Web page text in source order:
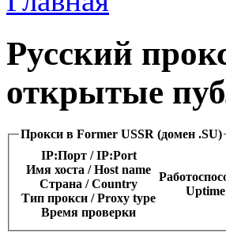
Русский
открытые
Прокси в Former USSR (домен .SU)
IP:Порт / IP:Port
Имя хоста / Host name
Страна / Сountry
Тип прокси / Proxy type
Время проверки